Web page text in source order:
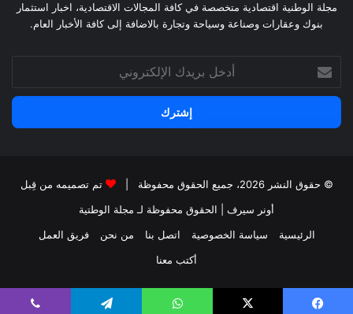
مجلة الوطنية اقتصادية متخصصة في كافة المجالات الاقتصادية، اخبار استثمار
بنوك وعقارات وصناعة وسياحة وتجارة بالاضافة إلى كافة الأخبار العام.
بريدك
الإلكتروني
© حقوق النشر 2026، جميع الحقوق محفوظة |
تم تصميمه من قِبل
أونر سيرف | الحقوق محفوظة لـ مجلة الوطتية
الرئيسية
سياسة الخصوصية اتصل بنا من نحن
فريق العمل
أكتب معنا